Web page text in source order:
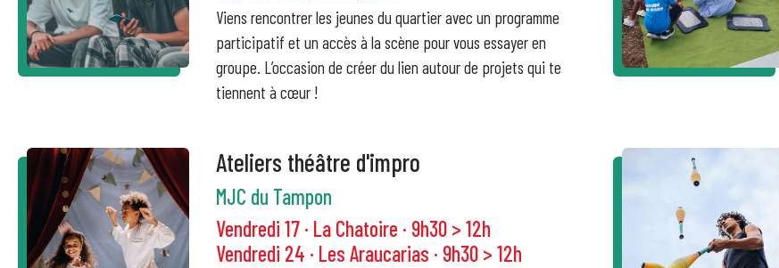
Viens rencontrer les jeunes du quartier avec un programme
participatif et un accès à la scène pour vous essayer en
groupe. L’occasion de créer du lien autour de projets qui te
tiennent à cœur !
Ateliers théâtre d'impro
MJC du Tampon
Vendredi 17 · La Chatoire · 9h30 > 12h
Vendredi 24 · Les Araucarias · 9h30 > 12h